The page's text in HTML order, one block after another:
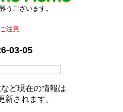
うございます。
ご注意
03-05
ど現在の情報は
新されます。